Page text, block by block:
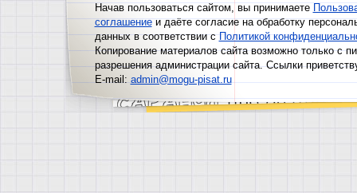
Начав пользоваться сайтом, вы принимаете
соглашениеи даёте согласие на обработку
данных в соответствии сПолитикой
Копирование материалов сайта возможно только с
разрешения администрации сайта. Ссылки
E-mail:admin@mogu-pisat.ru